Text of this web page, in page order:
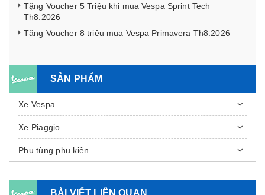
Tặng Voucher 5 Triệu khi mua Vespa Sprint Tech
Th8.2026
Tặng Voucher 8 triệu mua Vespa Primavera Th8.2026
SẢN PHẨM
Xe Vespa
Xe Piaggio
Phụ tùng phụ kiện
BÀI VIẾT LIÊN QUAN